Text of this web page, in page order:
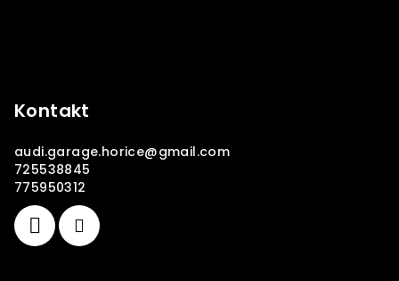
Kontakt
audi.garage.horice@gmail.com
725538845
775950312